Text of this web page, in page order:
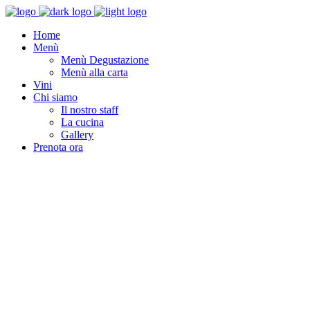
Home
Menù
Menù Degustazione
Menù alla carta
Vini
Chi siamo
Il nostro staff
La cucina
Gallery
Prenota ora